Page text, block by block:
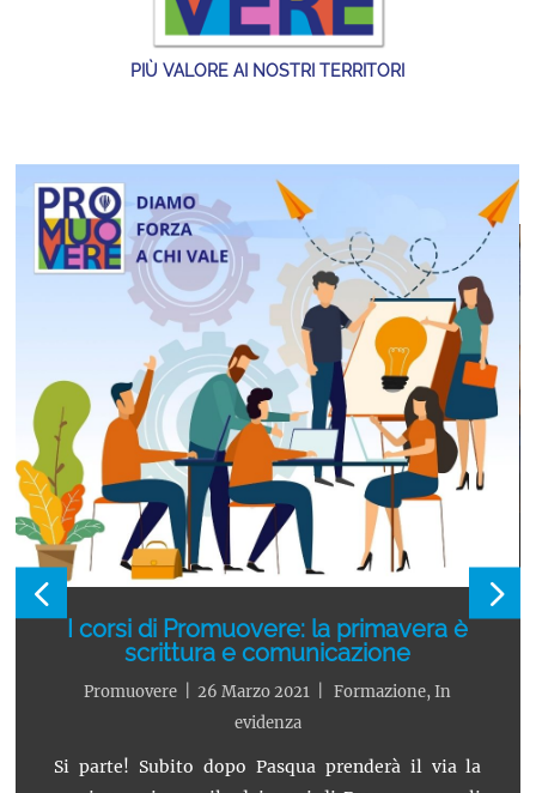
PIÙ VALORE AI NOSTRI TERRITORI
I corsi di Promuovere: la primavera è
scrittura e comunicazione
Promuovere 26 Marzo 2021 Formazione,In
evidenza
Si parte! Subito dopo Pasqua prenderà il via la